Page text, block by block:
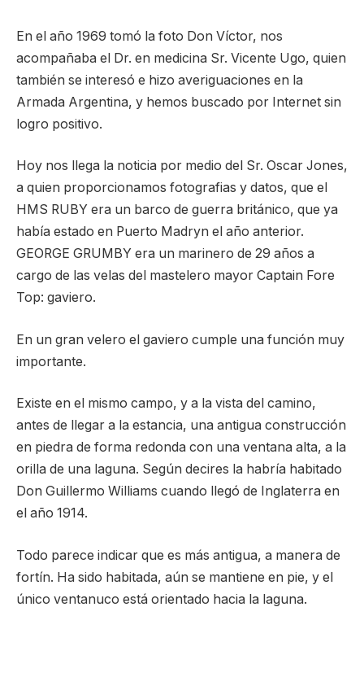
En el año 1969 tomó la foto Don Víctor, nos
acompañaba el Dr. en medicina Sr. Vicente Ugo, quien
también se interesó e hizo averiguaciones en la
Armada Argentina, y hemos buscado por Internet sin
logro positivo.
Hoy nos llega la noticia por medio del Sr. Oscar Jones,
a quien proporcionamos fotografias y datos, que el
HMS RUBY era un barco de guerra británico, que ya
había estado en Puerto Madryn el año anterior.
GEORGE GRUMBY era un marinero de 29 años a
cargo de las velas del mastelero mayor Captain Fore
Top: gaviero.
En un gran velero el gaviero cumple una función muy
importante.
Existe en el mismo campo, y a la vista del camino,
antes de llegar a la estancia, una antigua construcción
en piedra de forma redonda con una ventana alta, a la
orilla de una laguna. Según decires la habría habitado
Don Guillermo Williams cuando llegó de Inglaterra en
el año 1914.
Todo parece indicar que es más antigua, a manera de
fortín. Ha sido habitada, aún se mantiene en pie, y el
único ventanuco está orientado hacia la laguna.